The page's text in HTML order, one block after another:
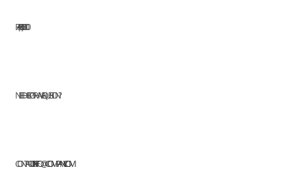
FAX: (+63) 555 0100
NEED HELP OR HAVE A QUESTION?
CONTACT US AT:INFO@COMPANY.COM